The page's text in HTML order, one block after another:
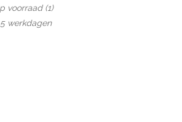
voorraad(1)
werkdagen